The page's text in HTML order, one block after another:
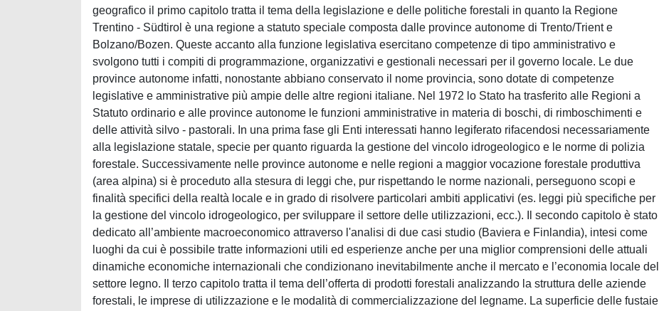
geografico il primo capitolo tratta il tema della legislazione e delle politiche forestali in quanto la Regione
Trentino - Südtirol è una regione a statuto speciale composta dalle province autonome di Trento/Trient e
Bolzano/Bozen. Queste accanto alla funzione legislativa esercitano competenze di tipo amministrativo e
svolgono tutti i compiti di programmazione, organizzativi e gestionali necessari per il governo locale. Le due
province autonome infatti, nonostante abbiano conservato il nome provincia, sono dotate di competenze
legislative e amministrative più ampie delle altre regioni italiane. Nel 1972 lo Stato ha trasferito alle Regioni a
Statuto ordinario e alle province autonome le funzioni amministrative in materia di boschi, di rimboschimenti e
delle attività silvo - pastorali. In una prima fase gli Enti interessati hanno legiferato rifacendosi necessariamente
alla legislazione statale, specie per quanto riguarda la gestione del vincolo idrogeologico e le norme di polizia
forestale. Successivamente nelle province autonome e nelle regioni a maggior vocazione forestale produttiva
(area alpina) si è proceduto alla stesura di leggi che, pur rispettando le norme nazionali, perseguono scopi e
finalità specifici della realtà locale e in grado di risolvere particolari ambiti applicativi (es. leggi più specifiche per
la gestione del vincolo idrogeologico, per sviluppare il settore delle utilizzazioni, ecc.). Il secondo capitolo è stato
dedicato all’ambiente macroeconomico attraverso l'analisi di due casi studio (Baviera e Finlandia), intesi come
luoghi da cui è possibile tratte informazioni utili ed esperienze anche per una miglior comprensioni delle attuali
dinamiche economiche internazionali che condizionano inevitabilmente anche il mercato e l’economia locale del
settore legno. Il terzo capitolo tratta il tema dell’offerta di prodotti forestali analizzando la struttura delle aziende
forestali, le imprese di utilizzazione e le modalità di commercializzazione del legname. La superficie delle fustaie